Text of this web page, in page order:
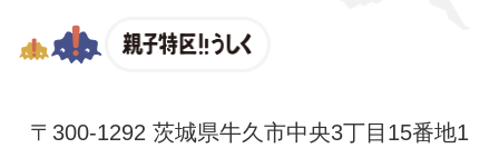
〒300-1292 茨城県牛久市中央3丁目15番地1